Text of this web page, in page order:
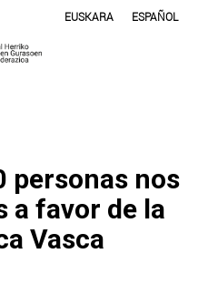
EUSKARA ESPAÑOL
personas nos
a favor de la
Vasca